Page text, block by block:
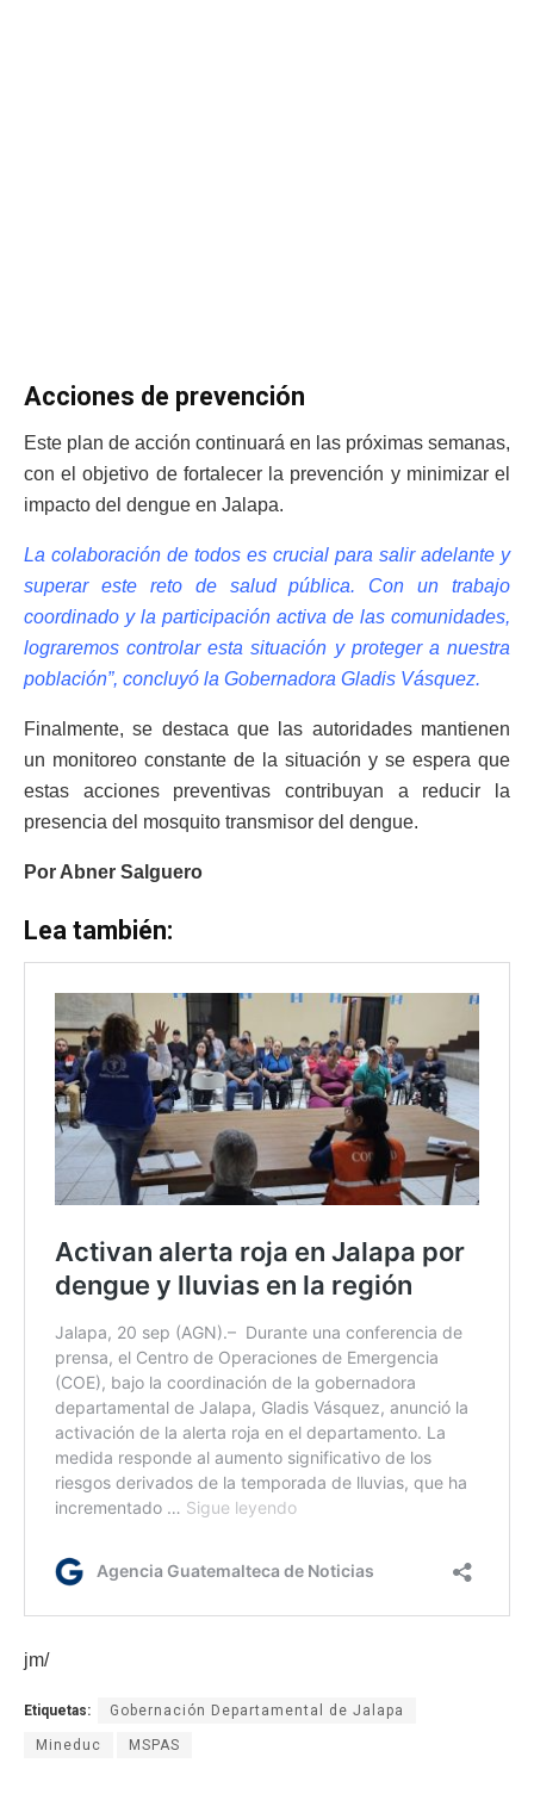
Acciones de prevención
Este plan de acción continuará en las próximas semanas,
con el objetivo de fortalecer la prevención y minimizar el
impacto del dengue en Jalapa.
La colaboración de todos es crucial para salir adelante y
superar este reto de salud pública. Con un trabajo
coordinado y la participación activa de las comunidades,
lograremos controlar esta situación y proteger a nuestra
población”, concluyó la Gobernadora Gladis Vásquez.
Finalmente, se destaca que las autoridades mantienen
un monitoreo constante de la situación y se espera que
estas acciones preventivas contribuyan a reducir la
presencia del mosquito transmisor del dengue.
Por Abner Salguero
Lea también:
jm/
Etiquetas: Gobernación Departamental de Jalapa
Mineduc MSPAS